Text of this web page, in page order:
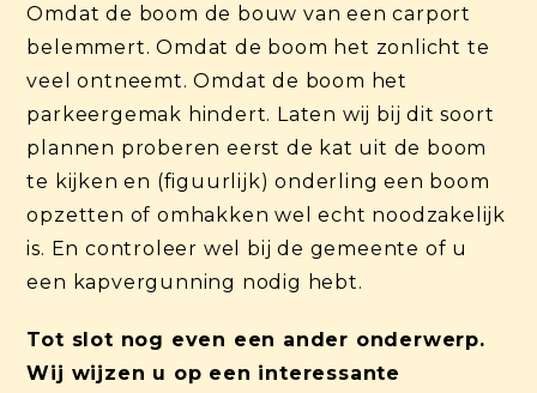
Omdat de boom de bouw van een carport
belemmert. Omdat de boom het zonlicht te
veel ontneemt. Omdat de boom het
parkeergemak hindert. Laten wij bij dit soort
plannen proberen eerst de kat uit de boom
te kijken en (figuurlijk) onderling een boom
opzetten of omhakken wel echt noodzakelijk
is. En controleer wel bij de gemeente of u
een kapvergunning nodig hebt.
Tot slot nog even een ander onderwerp.
Wij wijzen u op een interessante